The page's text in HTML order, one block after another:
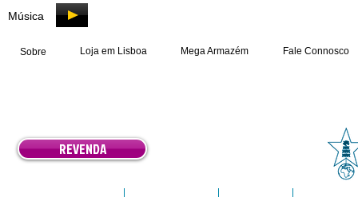
Música
Sobre Loja em Lisboa Mega Armazém Fale Connosco
REVENDA